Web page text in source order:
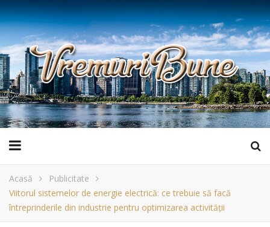
Acasă
Publicitate
Viitorul sistemelor de energie electrică: ce trebuie să facă
întreprinderile din industrie pentru optimizarea activității